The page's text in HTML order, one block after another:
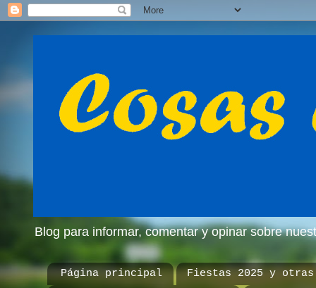
Blog para informar, comentar y opinar sobre
Página principal
Fiestas 2025 y otras